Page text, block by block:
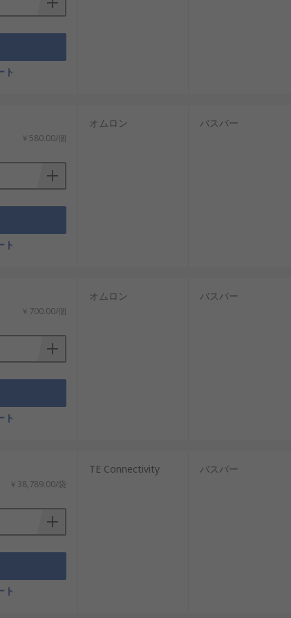
ト
￥580.00/個
ト
オムロン バスバー
￥700.00/個
ト
オムロン バスバー
￥38,789.00/袋
ト
TE Connectivity バスバー